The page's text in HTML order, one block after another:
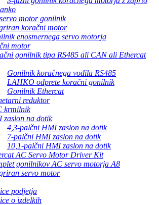
motor gonilnik
koračni motor
enosmernega servo motorja
motor
gonilnik tipa RS485 ali CAN ali Ethercat
Gonilnik koračnega vodila RS485
LAHKO odprete koračni gonilnik
Gonilnik Ethercat
reduktor
krmilnik
zaslon na dotik
4,3-palčni HMI zaslon na dotik
7-palčni HMI zaslon na dotik
10,1-palčni HMI zaslon na dotik
AC Servo Motor Driver Kit
gonilnikov AC servo motorja A8
servo motor
podjetja
o izdelkih